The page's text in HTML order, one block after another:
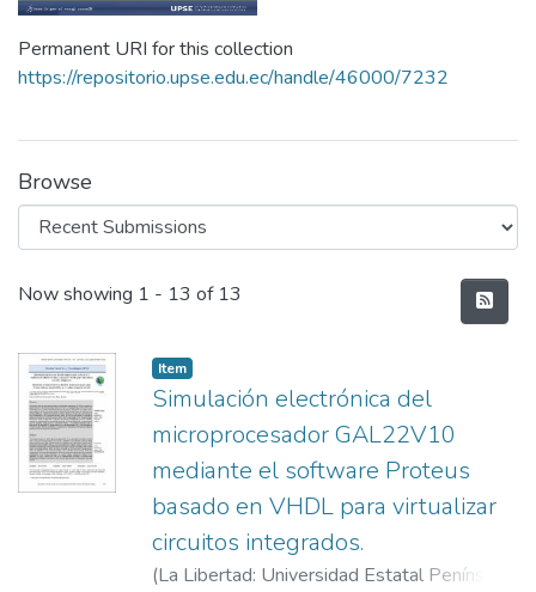
Permanent URI for this collection
https://repositorio.upse.edu.ec/handle/46000/7232
Browse
Recent Submissions
Now showing 1 - 13 of 13
Item
Simulación electrónica del
microprocesador GAL22V10
mediante el software Proteus
basado en VHDL para virtualizar
circuitos integrados.
(La Libertad: Universidad Estatal Península